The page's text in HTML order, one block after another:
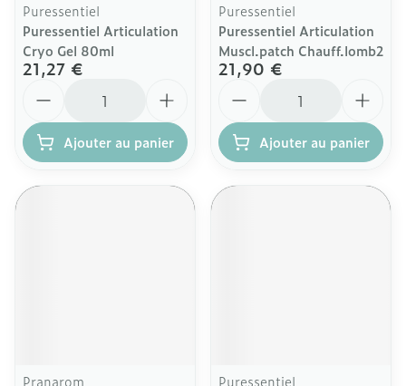
Puressentiel
Puressentiel Articulation
Cryo Gel 80ml
21,27 €
Ajouter au panier
Puressentiel
Puressentiel Articulation
Muscl.patch Chauff.lomb2
21,90 €
Ajouter au panier
Pranarom Puressentiel